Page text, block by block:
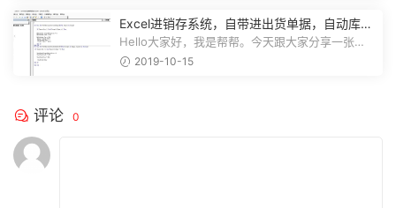
Excel进销存系统，自带进出货单据，自动库
存，弹窗图表不加班
Hello大家好，我是帮帮。今天跟大家分享一张
Excel进销存系统，自带进出货单据打...
2019-10-15
评论 0